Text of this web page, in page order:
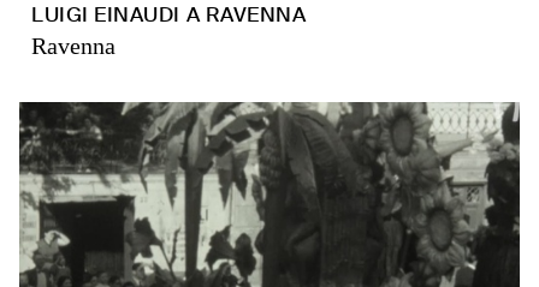
LUIGI EINAUDI A RAVENNA
Ravenna